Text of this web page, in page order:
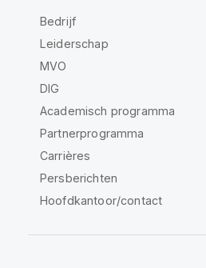
Bedrijf
Leiderschap
MVO
DIG
Academisch programma
Partnerprogramma
Carrières
Persberichten
Hoofdkantoor/contact